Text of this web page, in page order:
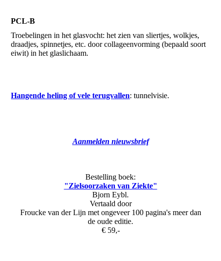
PCL-B
Troebelingen in het glasvocht: het zien van sliertjes, wolkjes,
draadjes, spinnetjes, etc. door collageenvorming (bepaald soort
eiwit) in het glaslichaam.
Hangende heling of vele terugvallen: tunnelvisie.
Aanmelden nieuwsbrief
Bestelling boek:
"Zielsoorzaken van Ziekte"
Bjorn Eybl.
Vertaald door
Froucke van der Lijn met ongeveer 100 pagina's meer dan
de oude editie.
€ 59,-